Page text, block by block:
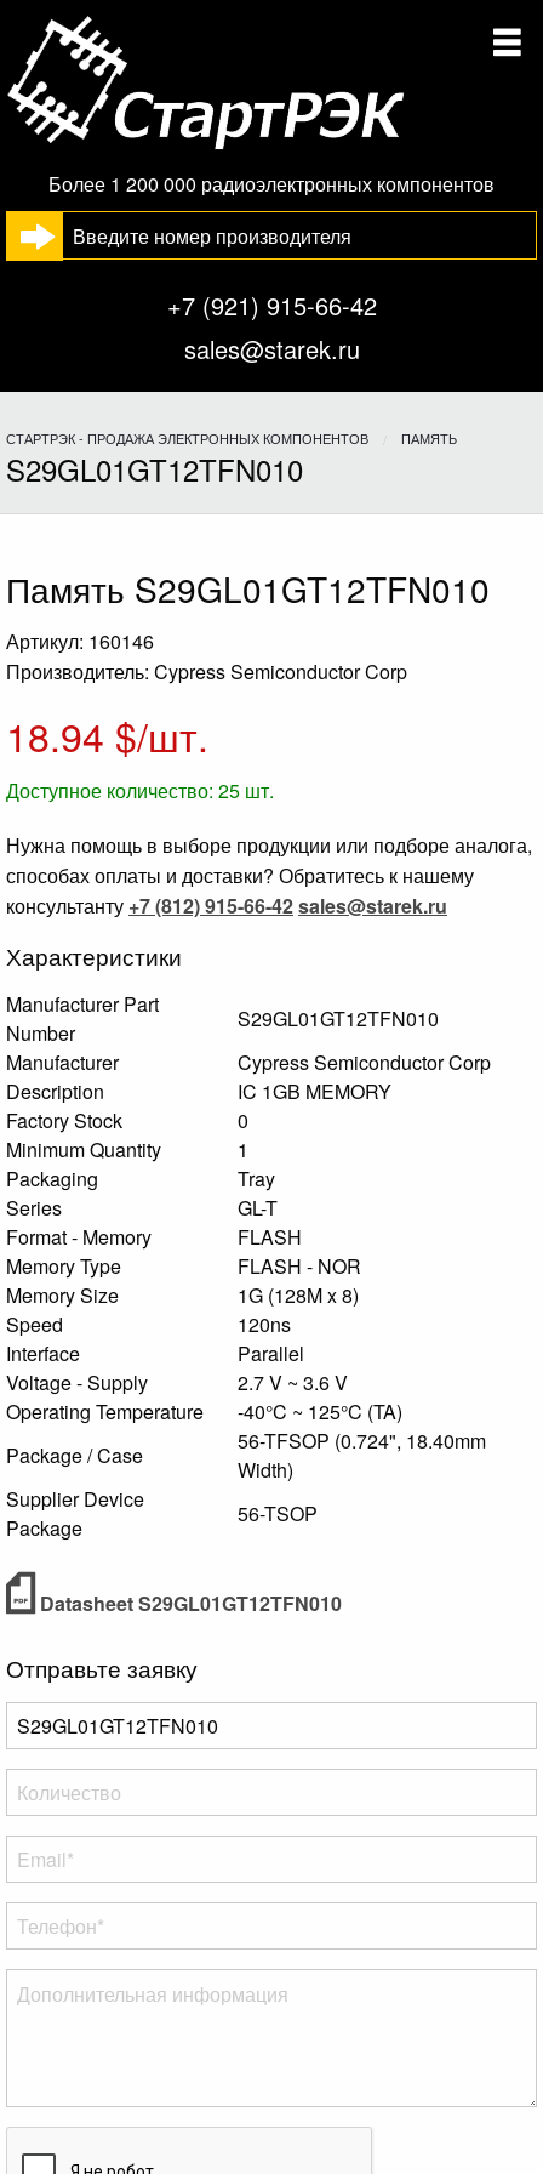
Более 1 200 000 радиоэлектронных компонентов
+7 (921) 915-66-42
sales@starek.ru
СТАРТРЭК - ПРОДАЖА ЭЛЕКТРОННЫХ КОМПОНЕНТОВ ПАМЯТЬ
S29GL01GT12TFN010
Память S29GL01GT12TFN010
Артикул: 160146
Производитель: Cypress Semiconductor Corp
18.94 $/шт.
Доступное количество: 25 шт.
Нужна помощь в выборе продукции или подборе аналога,
способах оплаты и доставки? Обратитесь к нашему
консультанту +7 (812) 915-66-42sales@starek.ru
Характеристики
Manufacturer Part
Number
S29GL01GT12TFN010
Manufacturer
Cypress Semiconductor Corp
Description
IC 1GB MEMORY
Factory Stock
0
Minimum Quantity
1
Packaging
Tray
Series
GL-T
Format - Memory
FLASH
Memory Type
FLASH - NOR
Memory Size
1G (128M x 8)
Speed
120ns
Interface
Parallel
Voltage - Supply
2.7 V ~ 3.6 V
Operating Temperature
-40°C ~ 125°C (TA)
Package / Case
56-TFSOP (0.724", 18.40mm
Width)
Supplier Device
Package
56-TSOP
Datasheet S29GL01GT12TFN010
Отправьте заявку